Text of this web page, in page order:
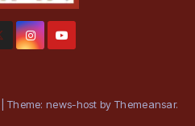
Theme: news-host by Themeansar.